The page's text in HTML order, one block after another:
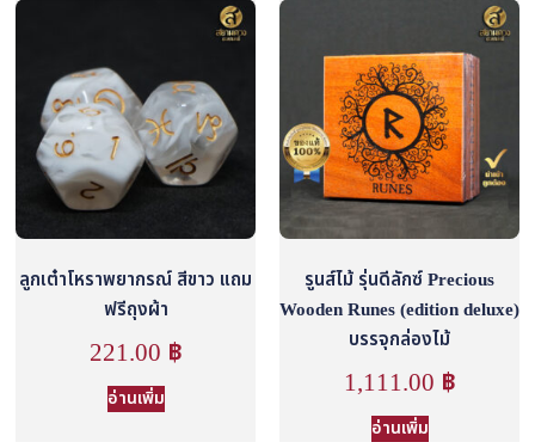
ลูกเต๋าโหราพยากรณ์ สีขาว แถม
ฟรีถุงผ้า
221.00 ฿
อ่านเพิ่ม
รูนส์ไม้ รุ่นดีลักซ์ Precious
Wooden Runes (edition deluxe)
บรรจุกล่องไม้
1,111.00 ฿
อ่านเพิ่ม